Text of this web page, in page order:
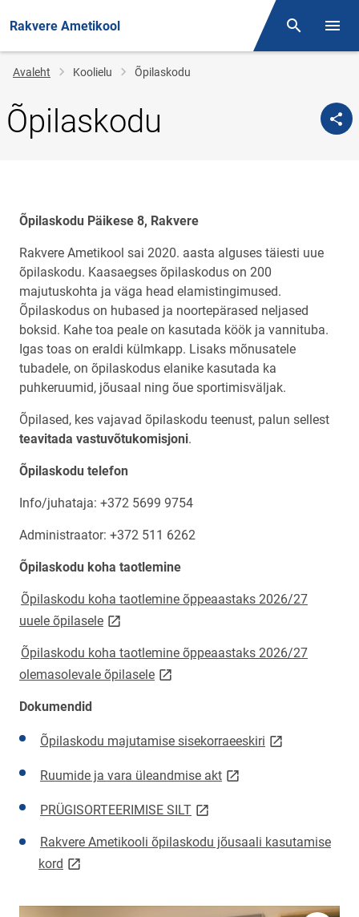
Rakvere Ametikool Otsing
Jälglink
Avaleht Koolielu Õpilaskodu
Õpilaskodu
Õpilaskodu Päikese 8, Rakvere
Rakvere Ametikool sai 2020. aasta alguses täiesti uue
õpilaskodu. Kaasaegses õpilaskodus on 200
majutuskohta ja väga head elamistingimused.
Õpilaskodus on hubased ja noortepärased neljased
boksid. Kahe toa peale on kasutada köök ja vannituba.
Igas toas on eraldi külmkapp. Lisaks mõnusatele
tubadele, on õpilaskodus elanike kasutada ka
puhkeruumid, jõusaal ning õue sportimisväljak.
Õpilased, kes vajavad õpilaskodu teenust, palun sellest
teavitada vastuvõtukomisjoni.
Õpilaskodu telefon
Info/juhataja: +372 5699 9754
Administraator: +372 511 6262
Õpilaskodu koha taotlemine
Õpilaskodu koha taotlemine õppeaastaks 2026/27
uuele õpilaselelink opens on new page
Õpilaskodu koha taotlemine õppeaastaks 2026/27
olemasolevale õpilaselelink opens on new page
Dokumendid
Õpilaskodu majutamise sisekorraeeskiri link opens on
Ruumide ja vara üleandmise aktlink opens on new page
PRÜGISORTEERIMISE SILTlink opens on new page
Rakvere Ametikooli õpilaskodu jõusaali kasutamise
kord link opens on new page